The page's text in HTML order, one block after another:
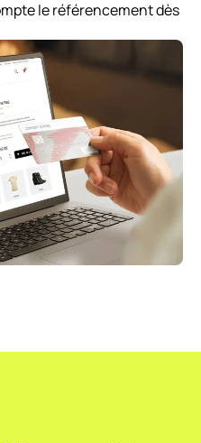
le référencement dès